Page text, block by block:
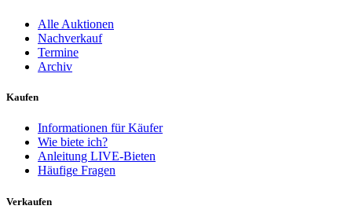
Alle Auktionen
Nachverkauf
Termine
Archiv
Kaufen
Informationen für Käufer
Wie biete ich?
Anleitung LIVE-Bieten
Häufige Fragen
Verkaufen